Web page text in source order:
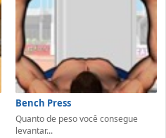
Bench Press
Quanto de peso você consegue
levantar...